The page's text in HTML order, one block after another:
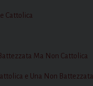
Cattolica
Ma Non Cattolica
e Una Non Battezzata